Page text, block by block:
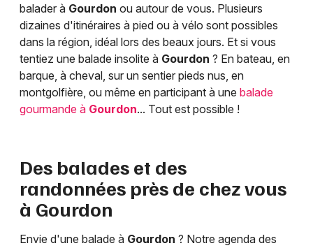
balader à Gourdon ou autour de vous. Plusieurs
dizaines d'itinéraires à pied ou à vélo sont possibles
dans la région, idéal lors des beaux jours. Et si vous
tentiez une balade insolite à Gourdon ? En bateau, en
barque, à cheval, sur un sentier pieds nus, en
montgolfière, ou même en participant à une balade
gourmande à Gourdon... Tout est possible !
Des balades et des
randonnées près de chez vous
à Gourdon
Envie d'une balade à Gourdon ? Notre agenda des